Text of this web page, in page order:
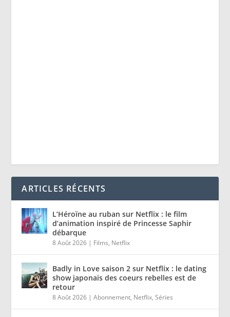
ARTICLES RÉCENTS
L’Héroïne au ruban sur Netflix : le film
d’animation inspiré de Princesse Saphir
débarque
8 Août 2026 | Films, Netflix
Badly in Love saison 2 sur Netflix : le dating
show japonais des coeurs rebelles est de
retour
8 Août 2026 |Abonnement, Netflix,Séries